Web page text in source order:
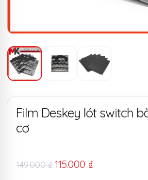
Film Deskey lót switch
cơ
149.000₫ Giá
115.000 ₫Giá